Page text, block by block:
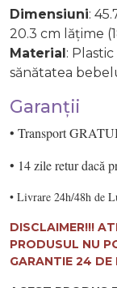
Dimensiuni:
20.3 cm lățime
Material :
sănătatea
Garanții
• Transport
• 14 zile retur dacă
• Livrare 24h/48h de
DISCLAIMER!!!
PRODUSUL NU
GARANTIE 24 DE